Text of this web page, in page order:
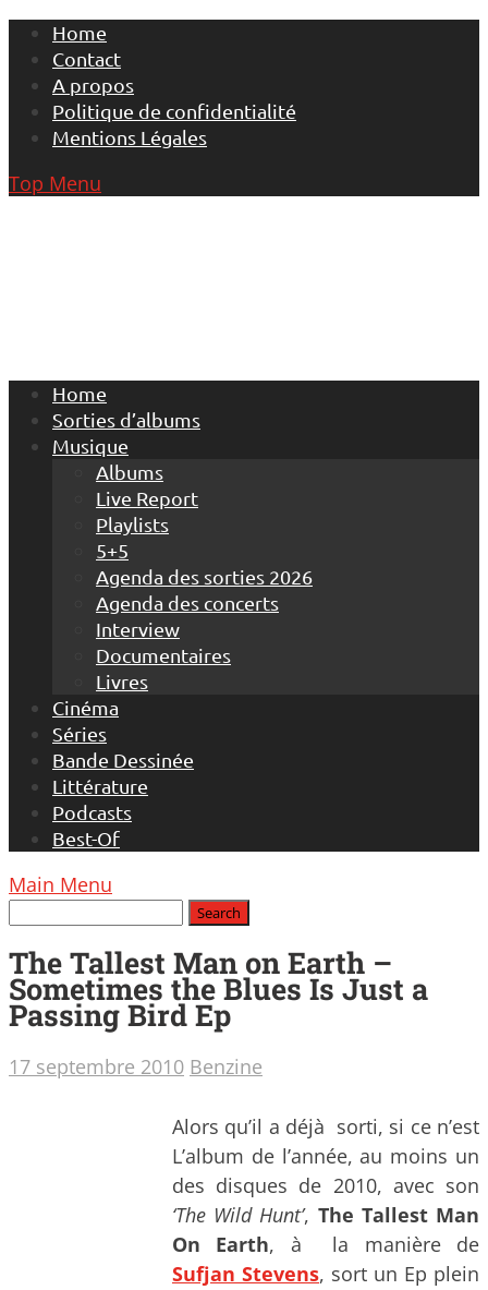
Skip
content
Home
Contact
A propos
Politique de confidentialité
Mentions Légales
Top Menu
Home
Sorties d’albums
Musique
Albums
Live Report
Playlists
5+5
Agenda des sorties 2026
Agenda des concerts
Interview
Documentaires
Livres
Cinéma
Séries
Bande Dessinée
Littérature
Podcasts
Best-Of
Main Menu
The Tallest Man on Earth –
Sometimes the Blues Is Just a
Passing Bird Ep
17 septembre 2010 Benzine
Alors qu’il a déjà sorti, si ce n’est
L’album de l’année, au moins un
des disques de 2010, avec son
‘The Wild Hunt’, The Tallest Man
On Earth, à la manière de
Sufjan Stevens, sort un Ep plein